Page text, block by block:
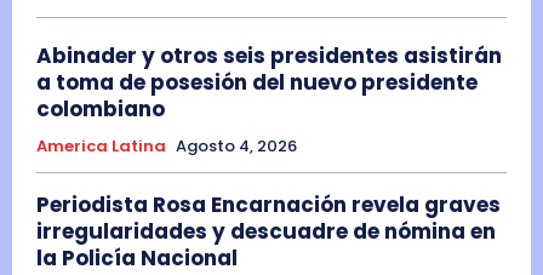
Abinader y otros seis presidentes asistirán
a toma de posesión del nuevo presidente
colombiano
America Latina Agosto 4, 2026
Periodista Rosa Encarnación revela graves
irregularidades y descuadre de nómina en
la Policía Nacional